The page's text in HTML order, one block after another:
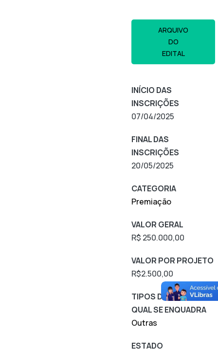
ARQUIVO
DO
EDITAL
INÍCIO DAS
INSCRIÇÕES
07/04/2025
FINAL DAS
INSCRIÇÕES
20/05/2025
CATEGORIA
Premiação
VALOR GERAL
R$ 250.000,00
VALOR POR PROJETO
R$2.500,00
TIPOS DE PERFIS O
QUAL SE ENQUADRA
Outras
ESTADO